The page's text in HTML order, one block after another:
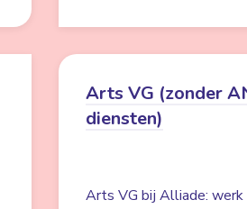
Arts VG (zonder
diensten)
Arts VG bij Alliade: werk